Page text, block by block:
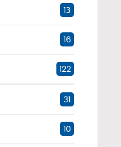
13
16
122
31
10